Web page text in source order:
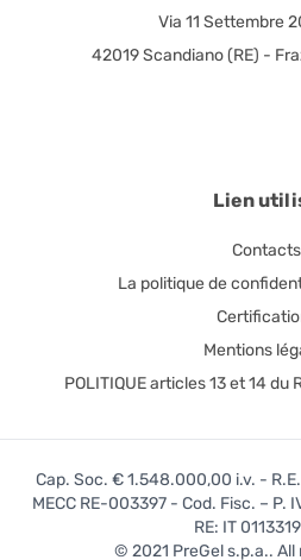
Via 11 Settembre
42019 Scandiano (RE) -
Lien
Contacts
La politique de
Mentions
POLITIQUE articles 13 et 14 du
Cap. Soc. € 1.548.000,00 i.v. -
MECC RE-003397 - Cod. Fisc. – P.
RE: IT
© 2021 PreGel s.p.a..